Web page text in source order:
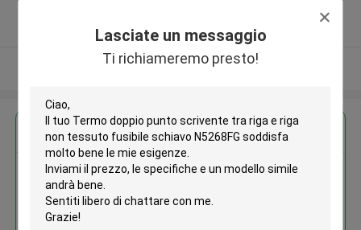
Lasciate un messaggio
Ti richiameremo presto!
Fornitore verificato
Osservi più
Ottieni il miglior prezzo per
Termo doppio punto scrivente
tra riga e riga non tessuto